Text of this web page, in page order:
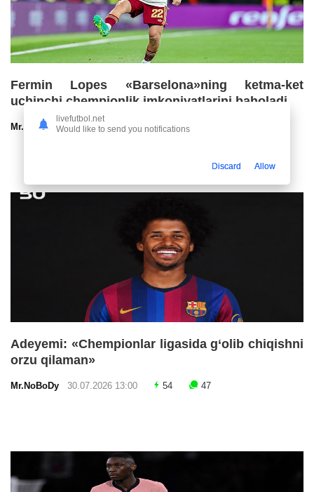
Fermin Lopes «Barselona»ning ketma-ket
uchinchi chempionlik imkoniyatlarini baholadi
Mr.NoBoDy30.07.2026 13:00 57
Adeyemi: «Chempionlar ligasida g‘olib chiqishni
orzu qilaman»
Mr.NoBoDy 30.07.2026 13:00 54 47
livefutbol.net
Would like to send you notifications
Discard Allow